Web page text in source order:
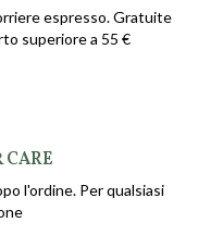
espresso. Gratuite
superiore a 55 €
CARE
l'ordine. Per qualsiasi